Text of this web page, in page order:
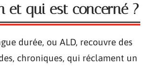
et qui est concerné ?
durée, ou ALD, recouvre des
chroniques, qui réclament un